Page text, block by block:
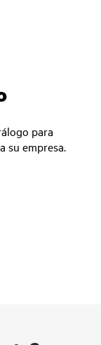
para
su empresa.